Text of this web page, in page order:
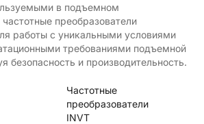
в подъемном
преобразователи
работы с уникальными условиями
требованиями подъемной
безопасность и производительность.
Частотные
преобразователи
INVT